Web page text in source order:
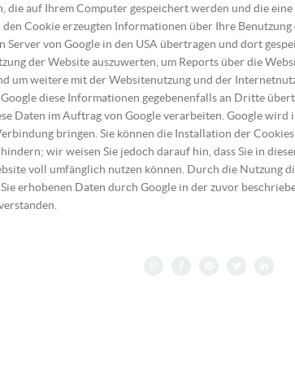
die auf Ihrem Computer gespeichert werden und die
Cookie erzeugten Informationen über Ihre
Server von Google in den USA übertragen und dort
der Website auszuwerten, um Reports über die
um weitere mit der Websitenutzung und der
diese Informationen gegebenenfalls an Dritte
Daten im Auftrag von Google verarbeiten. Google wird
bringen. Sie können die Installation der
wir weisen Sie jedoch darauf hin, dass Sie in
voll umfänglich nutzen können. Durch die Nutzung
erhobenen Daten durch Google in der zuvor